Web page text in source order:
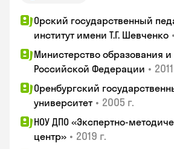
Орский государственный
институт имени Т.Г. Шевченко •
Министерство образования и
Российской Федерации •
Оренбургский
университет • 2005 г.
НОУ ДПО «Экспертно-
центр» • 2019 г.